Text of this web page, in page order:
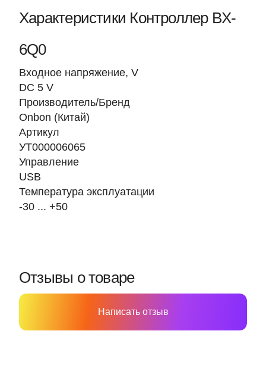
Характеристики Контроллер BX-
6Q0
Входное напряжение, V
DC 5 V
Производитель/Бренд
Onbon (Китай)
Артикул
УТ000006065
Управление
USB
Температура эксплуатации
-30 ... +50
Отзывы о товаре
Написать отзыв